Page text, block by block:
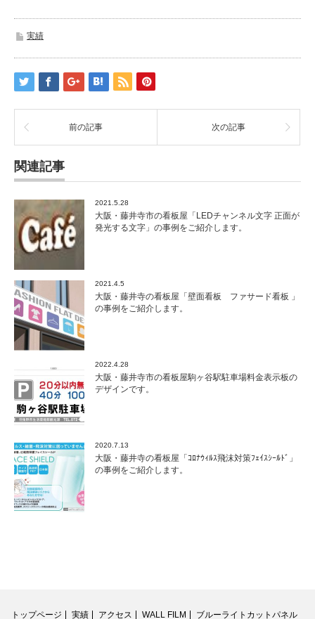
実績
前の記事 次の記事
関連記事
2021.5.28
大阪・藤井寺市の看板屋「LEDチャンネル文字 正面が
発光する文字」の事例をご紹介します。
2021.4.5
大阪・藤井寺の看板屋「壁面看板 ファサード看板 」
の事例をご紹介します。
2022.4.28
大阪・藤井寺市の看板屋駒ヶ谷駅駐車場料金表示板の
デザインです。
2020.7.13
大阪・藤井寺の看板屋「ｺﾛﾅｳｨﾙｽ飛沫対策ﾌｪｲｽｼｰﾙﾄﾞ」
の事例をご紹介します。
トップページ 実績 アクセス WALL FILM ブルーライトカットパネル